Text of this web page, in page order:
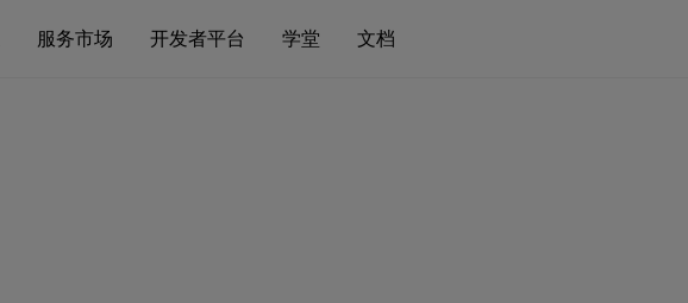
服务市场 开发者平台 学堂 文档